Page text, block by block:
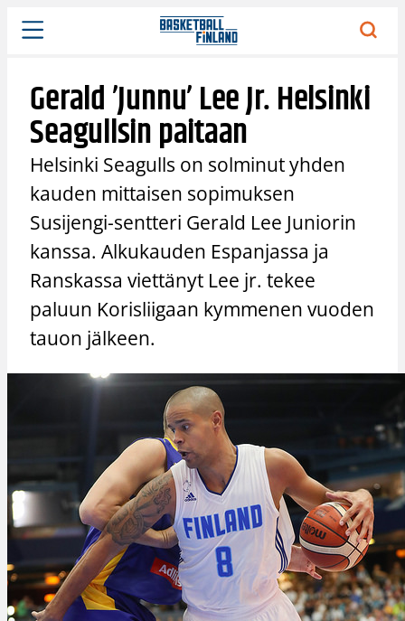
Siirry
sisältöön
Gerald ’Junnu’ Lee Jr. Helsinki
Seagullsin paitaan
Helsinki Seagulls on solminut yhden
kauden mittaisen sopimuksen
Susijengi-sentteri Gerald Lee Juniorin
kanssa. Alkukauden Espanjassa ja
Ranskassa viettänyt Lee jr. tekee
paluun Korisliigaan kymmenen vuoden
tauon jälkeen.